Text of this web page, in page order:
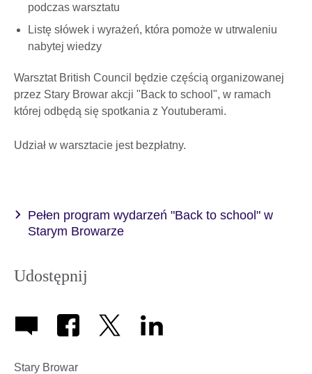
podczas warsztatu
Listę słówek i wyrażeń, która pomoże w utrwaleniu
nabytej wiedzy
Warsztat British Council będzie częścią organizowanej
przez Stary Browar akcji "Back to school", w ramach
której odbędą się spotkania z Youtuberami.
Udział w warsztacie jest bezpłatny.
Pełen program wydarzeń "Back to school" w
Starym Browarze
Udostępnij
Stary Browar